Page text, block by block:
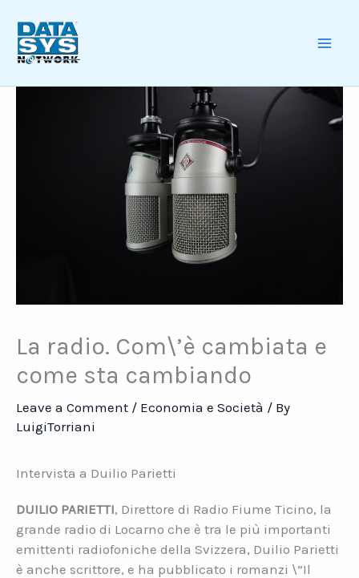
content
La radio. Com\’è cambiata e
come sta cambiando
Leave a Comment / Economia e Società / By
LuigiTorriani
Intervista a Duilio Parietti
DUILIO PARIETTI, Direttore di Radio Fiume Ticino, la
grande radio di Locarno che è tra le più importanti
emittenti radiofoniche della Svizzera, Duilio Parietti
è anche scrittore, e ha pubblicato i romanzi \”Il